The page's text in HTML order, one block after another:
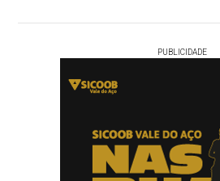
PUBLICIDADE